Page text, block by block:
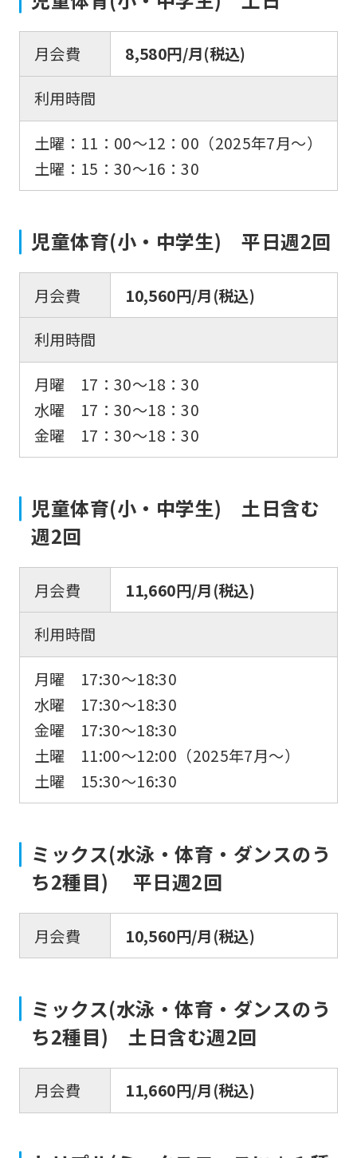
月会費
8,580円/月(税込)
利用時間
土曜：11：00～12：00（2025年7月～）
土曜：15：30〜16：30
児童体育(小・中学生) 平日週2回
月会費
10,560円/月(税込)
利用時間
月曜 17：30〜18：30
水曜 17：30〜18：30
金曜 17：30〜18：30
児童体育(小・中学生) 土日含む
週2回
月会費
11,660円/月(税込)
利用時間
月曜 17:30～18:30
水曜 17:30～18:30
金曜 17:30～18:30
土曜 11:00～12:00（2025年7月～）
土曜 15:30～16:30
ミックス(水泳・体育・ダンスのう
ち2種目) 平日週2回
月会費 10,560円/月(税込)
ミックス(水泳・体育・ダンスのう
ち2種目) 土日含む週2回
月会費 11,660円/月(税込)
For
foreigners
official
is
translated
into
Click
the
below
(start
translation)
to